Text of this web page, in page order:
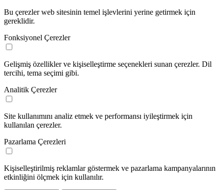
Bu çerezler web sitesinin temel işlevlerini yerine getirmek için
gereklidir.
Fonksiyonel Çerezler
Gelişmiş özellikler ve kişiselleştirme seçenekleri sunan çerezler. Dil
tercihi, tema seçimi gibi.
Analitik Çerezler
Site kullanımını analiz etmek ve performansı iyileştirmek için
kullanılan çerezler.
Pazarlama Çerezleri
Kişiselleştirilmiş reklamlar göstermek ve pazarlama kampanyalarının
etkinliğini ölçmek için kullanılır.